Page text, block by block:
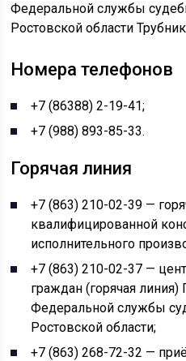
Федеральной службы
Ростовской области
Номера телефонов
+7 (86388) 2-19-41;
+7 (988) 893-85-33.
Горячая линия
+7 (863) 210-02-39 —
квалифицированной
исполнительного
+7 (863) 210-02-37 —
граждан (горячая линия)
Федеральной службы
Ростовской области;
+7 (863) 268-72-32 —